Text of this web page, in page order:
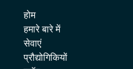
होम
हमारे बारे में
सेवाएं
प्रौद्योगिकियों